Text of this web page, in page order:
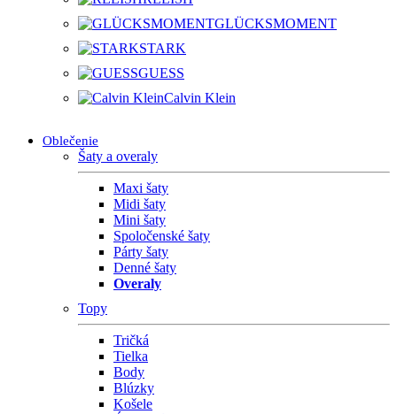
GLÜCKSMOMENT
STARK
GUESS
Calvin Klein
Oblečenie
Šaty a overaly
Maxi šaty
Midi šaty
Mini šaty
Spoločenské šaty
Párty šaty
Denné šaty
Overaly
Topy
Tričká
Tielka
Body
Blúzky
Košele